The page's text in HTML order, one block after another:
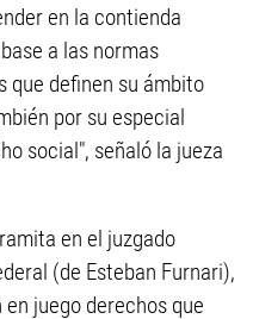
en la contienda
a las normas
que definen su ámbito
por su especial
social", señaló la jueza
en el juzgado
(de Esteban Furnari),
juego derechos que